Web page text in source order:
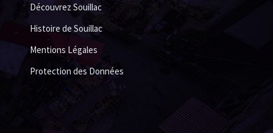
Découvrez Souillac
Histoire de Souillac
Mentions Légales
Protection des Données